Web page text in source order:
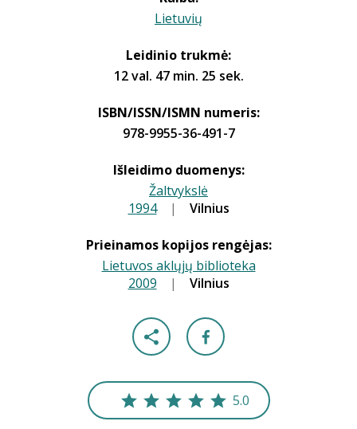
Lietuvių
Leidinio trukmė:
12 val. 47 min. 25 sek.
ISBN/ISSN/ISMN numeris:
978-9955-36-491-7
Išleidimo duomenys:
Žaltvykslė
1994 | Vilnius
Prieinamos kopijos rengėjas:
Lietuvos aklųjų biblioteka
2009 | Vilnius
5.0